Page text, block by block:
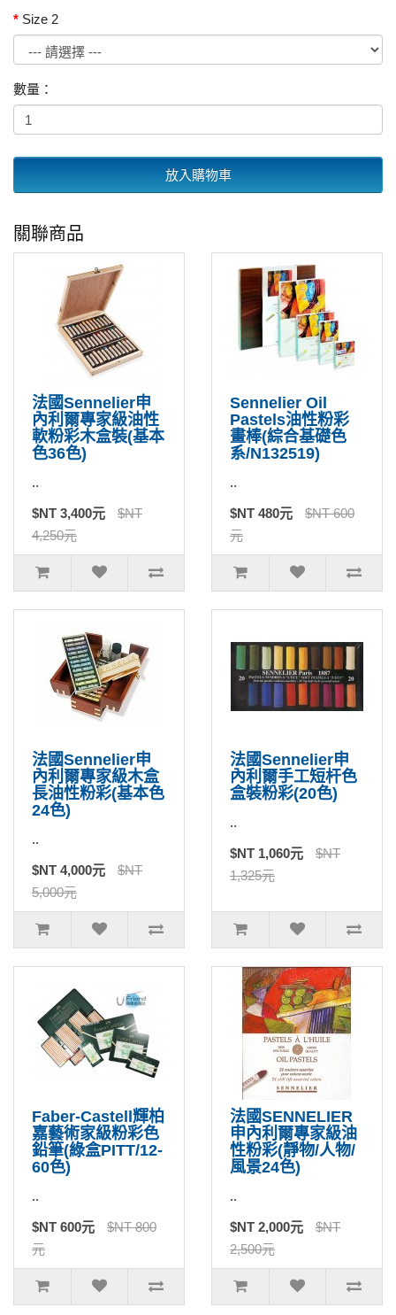
Size 2
數量：
放入購物車
關聯商品
法國Sennelier申
內利爾專家級油性
軟粉彩木盒裝(基本
色36色)
..
$NT 3,400元
$NT
4,250元
Sennelier Oil
Pastels油性粉彩
畫棒(綜合基礎色
系/N132519)
..
$NT 480元
$NT 600
元
法國Sennelier申
內利爾專家級木盒
長油性粉彩(基本色
24色)
..
$NT 4,000元
$NT
5,000元
法國Sennelier申
內利爾手工短杆色
盒裝粉彩(20色)
..
$NT 1,060元
$NT
1,325元
Faber-Castell輝柏
嘉藝術家級粉彩色
鉛筆(綠盒PITT/12-
60色)
..
$NT 600元
$NT 800
元
法國SENNELIER
申內利爾專家級油
性粉彩(靜物/人物/
風景24色)
..
$NT 2,000元
$NT
2,500元